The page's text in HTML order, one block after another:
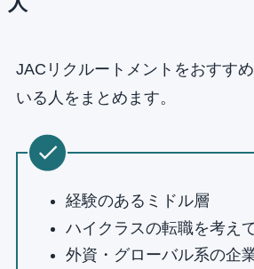
JACリクルートメントをおすす
いる人をまとめます。
経験のあるミドル層
ハイクラスの転職を考え
外資・グローバル系の企